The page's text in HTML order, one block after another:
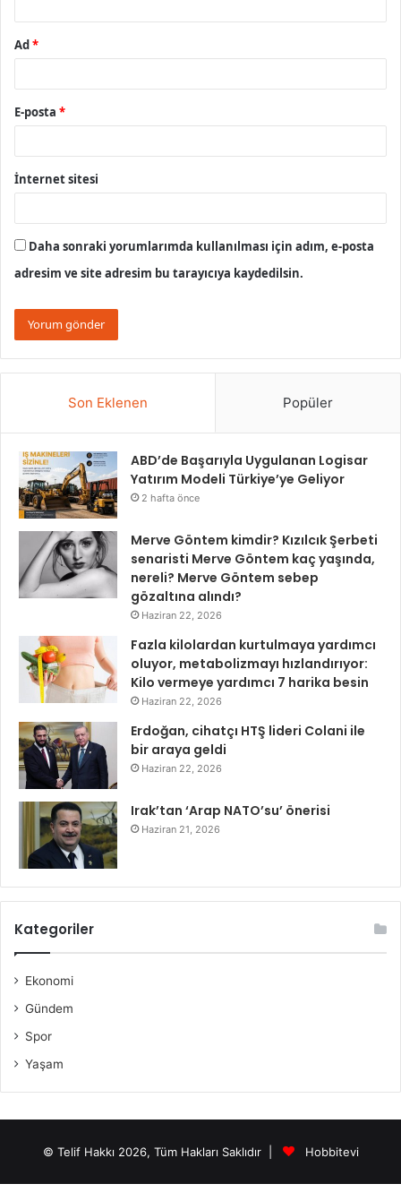
Ad*
E-posta *
İnternet sitesi
Daha sonraki yorumlarımda kullanılması için adım, e-posta
adresim ve site adresim bu tarayıcıya kaydedilsin.
Son Eklenen Popüler
ABD’de Başarıyla Uygulanan Logisar
Yatırım Modeli Türkiye’ye Geliyor
2 hafta önce
Merve Göntem kimdir? Kızılcık Şerbeti
senaristi Merve Göntem kaç yaşında,
nereli? Merve Göntem sebep
gözaltına alındı?
Haziran 22, 2026
Fazla kilolardan kurtulmaya yardımcı
oluyor, metabolizmayı hızlandırıyor:
Kilo vermeye yardımcı 7 harika besin
Haziran 22, 2026
Erdoğan, cihatçı HTŞ lideri Colani ile
bir araya geldi
Haziran 22, 2026
Irak’tan ‘Arap NATO’su’ önerisi
Haziran 21, 2026
Kategoriler
Ekonomi
Gündem
Spor
Yaşam
© Telif Hakkı 2026, Tüm Hakları Saklıdır | Hobbitevi